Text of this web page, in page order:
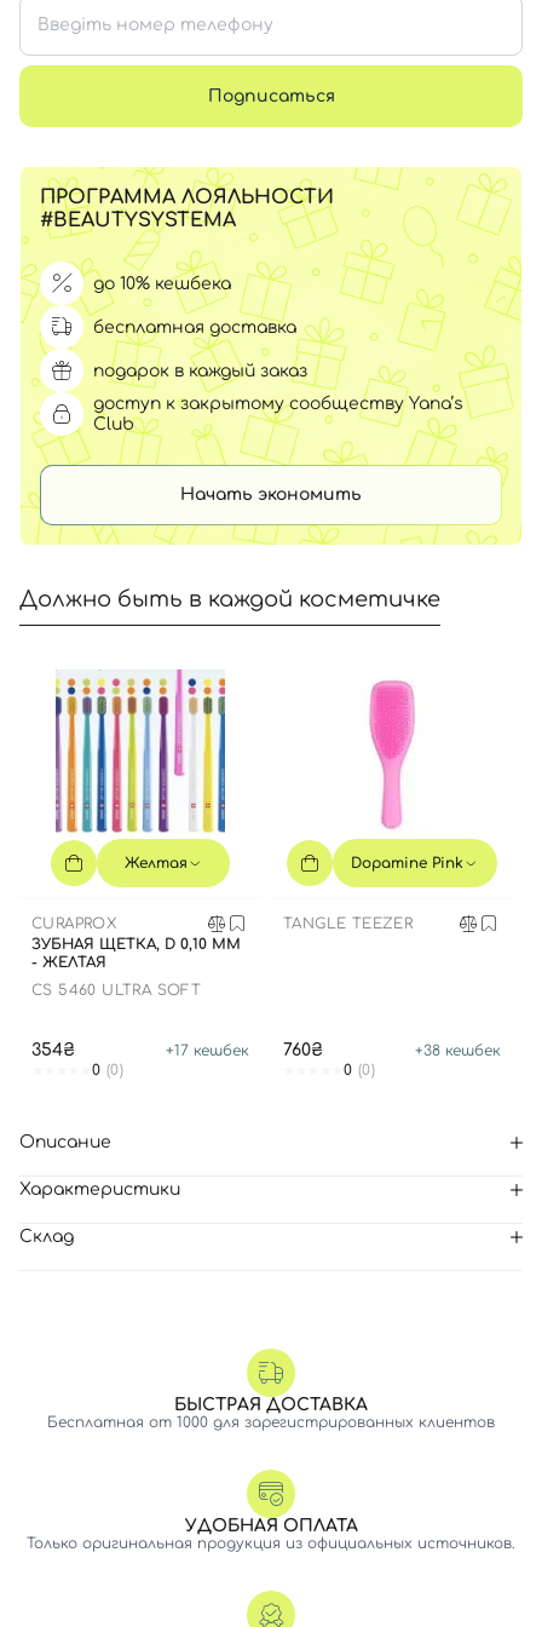
Подписаться
ПРОГРАММА ЛОЯЛЬНОСТИ
#BEAUTYSYSTEMA
до 10% кешбека
бесплатная доставка
подарок в каждый заказ
доступ к закрытому сообществу Yana’s
Club
Начать экономить
Должно быть в каждой косметичке
Желтая
CURAPROX
ЗУБНАЯ ЩЕТКА, D 0,10 ММ
- ЖЕЛТАЯ
CS 5460 ULTRA SOFT
354₴ +17 кешбек
0 (0)
Dopamine Pink
TANGLE TEEZER
760₴ +38 кешбек
0 (0)
Описание
Характеристики
Склад
БЫСТРАЯ ДОСТАВКА
Бесплатная от 1000 для зарегистрированных клиентов
УДОБНАЯ ОПЛАТА
Только оригинальная продукция из официальных источников.